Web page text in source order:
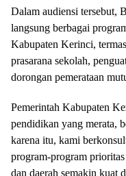
Dalam audiensi tersebut,
langsung berbagai
Kabupaten Kerinci,
prasarana sekolah,
dorongan pemerataan
Pemerintah Kabupaten
pendidikan yang merata,
karena itu, kami
program-program
dan daerah semakin kuat